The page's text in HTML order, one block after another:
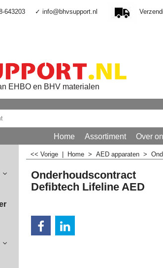
643203 ✓ info@bhvsupport.nl
EHBO en BHV materialen
Home Assortiment Over
<< Vorige Home > AED apparaten >
Onderhoudscontract
Defibtech Lifeline AED